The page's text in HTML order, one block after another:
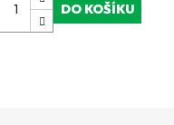
DO KOŠÍKU